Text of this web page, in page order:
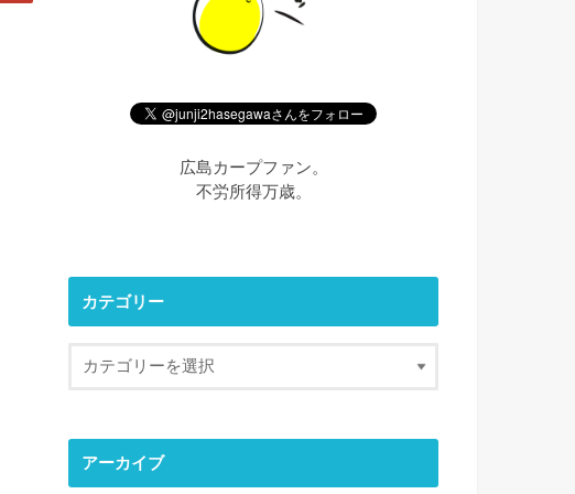
広島カープファン。
不労所得万歳。
カテゴリー
アーカイブ